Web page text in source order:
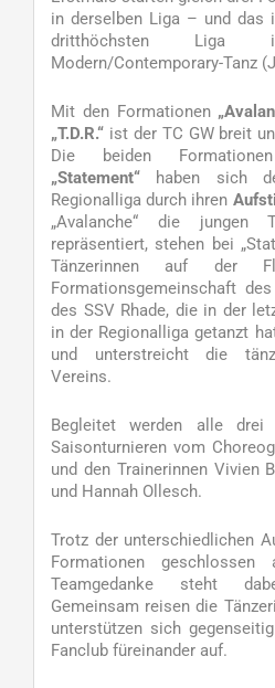
in derselben Liga – und das
dritthöchsten
Modern/Contemporary-Tanz
Mit den Formationen
„T.D.R.“ ist der TC GW breit
Die beiden
„Statement“ haben sich
Regionalliga durch ihren
„Avalanche“ die jungen
repräsentiert, stehen bei
Tänzerinnen auf der
Formationsgemeinschaft
des SSV Rhade, die in der
in der Regionalliga getanzt
und unterstreicht die
Vereins.
Begleitet werden alle
Saisonturnieren vom
und den Trainerinnen Vivien
und Hannah Ollesch.
Trotz der unterschiedlichen
Formationen
Teamgedanke steht
Gemeinsam reisen die
unterstützen sich
Fanclub füreinander auf.